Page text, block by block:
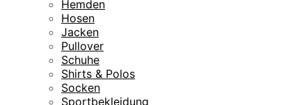
Hemden
Hosen
Jacken
Pullover
Schuhe
Shirts & Polos
Socken
Sportbekleidung